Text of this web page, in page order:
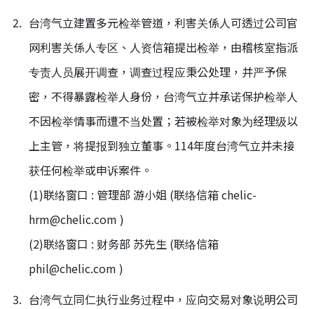
台湾气立建置多元检举管道，利害关係人可透过公司官
网利害关係人专区、人资信箱提出检举，由稽核室指派
专责人员展开调查，调查过程应秉公处理，并严予保
密，不得暴露检举人身份，台湾气立并承诺保护检举人
不因检举情事而遭不当处置；若被检举对象为经理级以
上主管，将提报到独立董事。114年度台湾气立并未接
获任何检举或申诉案件。
(1)联络窗口 : 管理部 游小姐 (联络信箱 chelic-
hrm@chelic.com )
(2)联络窗口 : 财务部 苏先生 (联络信箱
phil@chelic.com )
台湾气立同仁执行业务过程中，应向交易对象说明公司